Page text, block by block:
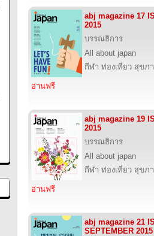
abj magazine 17
2015
บรรณธิการ
All about japan
กีฬา ท่องเที่ยว สุขภ
อ่านฟรี
abj magazine 19
2015
บรรณธิการ
All about japan
กีฬา ท่องเที่ยว สุขภ
อ่านฟรี
abj magazine 21
SEPTEMBER 2015